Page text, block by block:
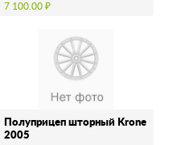
7 100.00 ₽
Полуприцеп шторный Krone
2005